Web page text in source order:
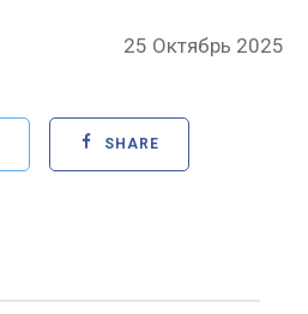
Posted
25 Октябрь 2025
SHARE